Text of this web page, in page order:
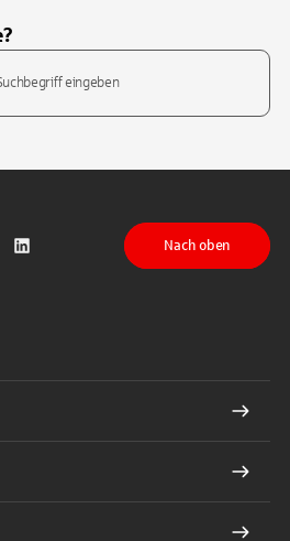
Instagram
auf TikTok
Sparkasse auf LinkedIn
Nach oben